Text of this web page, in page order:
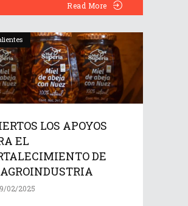
Read More
LOS APOYOS
EL
DE
02/2025